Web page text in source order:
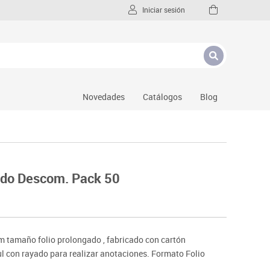
Iniciar sesión
Novedades Catálogos Blog
Descom. Pack 50
tamaño folio prolongado , fabricado con cartón
rayado para realizar anotaciones. Formato Folio